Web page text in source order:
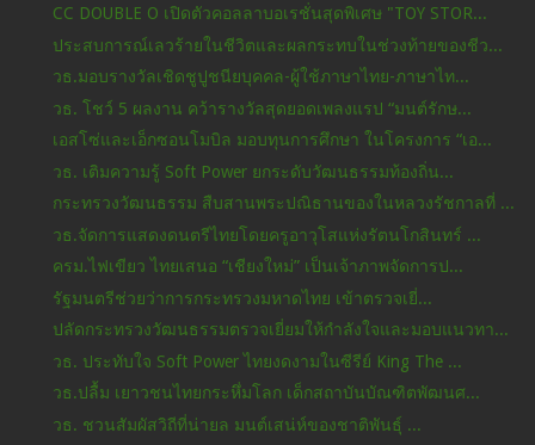
CC DOUBLE O เปิดตัวคอลลาบอเรชั่นสุดพิเศษ "TOY STOR...
ประสบการณ์เลวร้ายในชีวิตและผลกระทบในช่วงท้ายของชีว...
วธ.มอบรางวัลเชิดชูปูชนียบุคคล-ผู้ใช้ภาษาไทย-ภาษาไท...
วธ. โชว์ 5 ผลงาน คว้ารางวัลสุดยอดเพลงแรป “มนต์รักษ...
เอสโซ่และเอ็กซอนโมบิล มอบทุนการศึกษา ในโครงการ “เอ...
วธ. เติมความรู้ Soft Power ยกระดับวัฒนธรรมท้องถิ่น...
กระทรวงวัฒนธรรม สืบสานพระปณิธานของในหลวงรัชกาลที่ ...
วธ.จัดการแสดงดนตรีไทยโดยครูอาวุโสแห่งรัตนโกสินทร์ ...
ครม.ไฟเขียว ไทยเสนอ “เชียงใหม่” เป็นเจ้าภาพจัดการป...
รัฐมนตรีช่วยว่าการกระทรวงมหาดไทย เข้าตรวจเยี่...
ปลัดกระทรวงวัฒนธรรมตรวจเยี่ยมให้กำลังใจและมอบแนวทา...
วธ. ประทับใจ Soft Power ไทยงดงามในซีรีย์ King The ...
วธ.ปลื้ม เยาวชนไทยกระหึ่มโลก เด็กสถาบันบัณฑิตพัฒนศ...
วธ. ชวนสัมผัสวิถีที่น่ายล มนต์เสน่ห์ของชาติพันธุ์ ...